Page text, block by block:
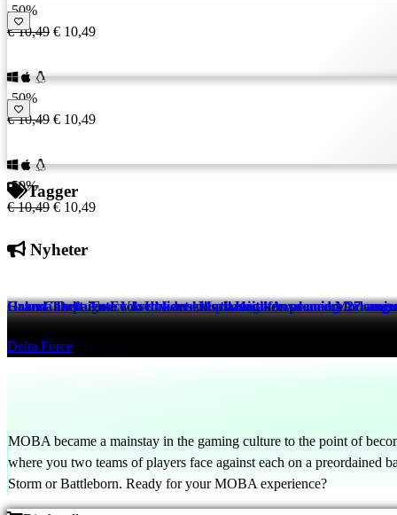
-50%
€ 10,49 € 10,49
-50%
€ 10,49 € 10,49
-50%
€ 10,49 € 10,49
Tagger
Nyheter
Halo: Campaign Evolved Lanseres til Kritikerros med
Halo Infinite 2 days ago
Grand Theft Auto VI: Utvidet kik planlagt for premiere 27.
Grand Theft Auto V
Garena Delta Force Avdukerer Mechanical Awakening
Delta Force 2 days ago
MOBA became a mainstay in the gaming culture to the point of
where you two teams of players face against each on a
Storm or Battleborn. Ready for your MOBA experience?